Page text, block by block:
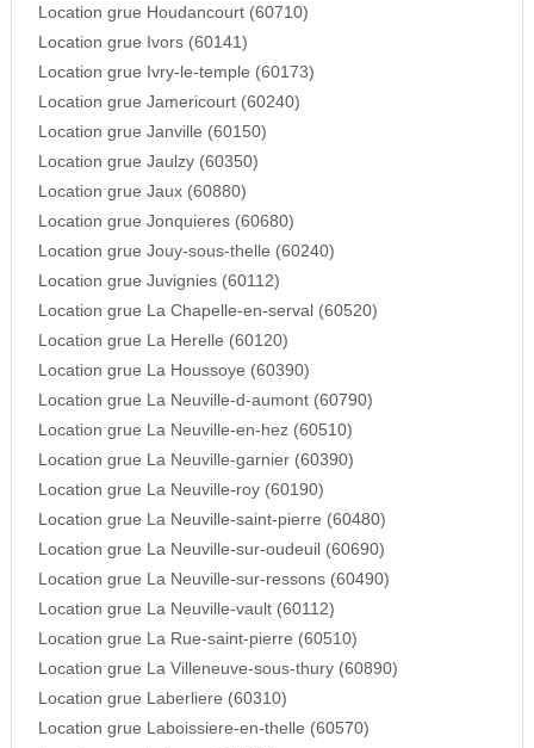
Location grue Houdancourt (60710)
Location grue Ivors (60141)
Location grue Ivry-le-temple (60173)
Location grue Jamericourt (60240)
Location grue Janville (60150)
Location grue Jaulzy (60350)
Location grue Jaux (60880)
Location grue Jonquieres (60680)
Location grue Jouy-sous-thelle (60240)
Location grue Juvignies (60112)
Location grue La Chapelle-en-serval (60520)
Location grue La Herelle (60120)
Location grue La Houssoye (60390)
Location grue La Neuville-d-aumont (60790)
Location grue La Neuville-en-hez (60510)
Location grue La Neuville-garnier (60390)
Location grue La Neuville-roy (60190)
Location grue La Neuville-saint-pierre (60480)
Location grue La Neuville-sur-oudeuil (60690)
Location grue La Neuville-sur-ressons (60490)
Location grue La Neuville-vault (60112)
Location grue La Rue-saint-pierre (60510)
Location grue La Villeneuve-sous-thury (60890)
Location grue Laberliere (60310)
Location grue Laboissiere-en-thelle (60570)